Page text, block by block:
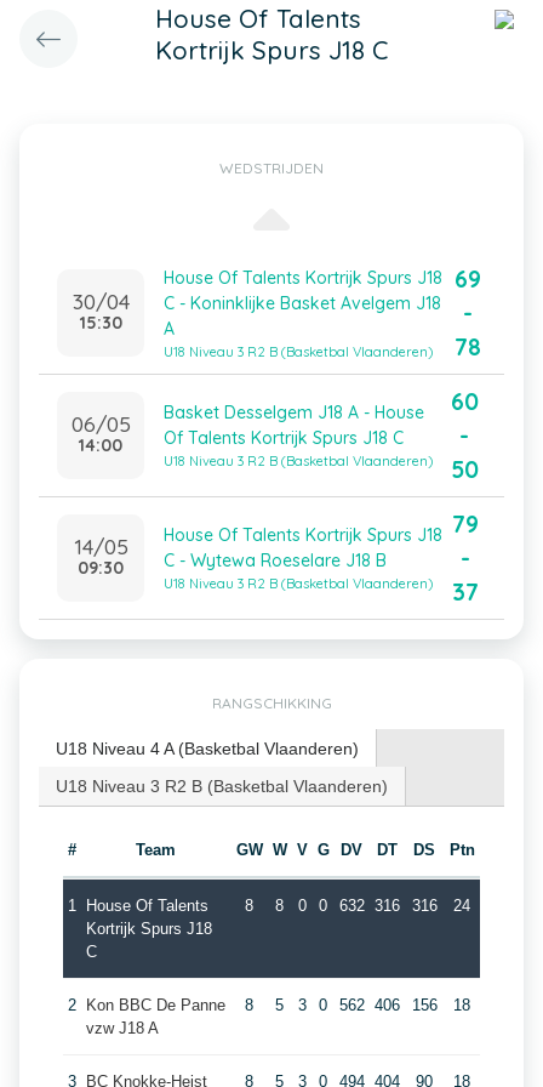
House Of Talents
Kortrijk Spurs J18 C
WEDSTRIJDEN
30/04
15:30
House Of Talents Kortrijk Spurs J18
C - Koninklijke Basket Avelgem J18
A
U18 Niveau 3 R2 B (Basketbal Vlaanderen)
69
-
78
06/05
14:00
Basket Desselgem J18 A - House
Of Talents Kortrijk Spurs J18 C
U18 Niveau 3 R2 B (Basketbal Vlaanderen)
60
-
50
14/05
09:30
House Of Talents Kortrijk Spurs J18
C - Wytewa Roeselare J18 B
U18 Niveau 3 R2 B (Basketbal Vlaanderen)
79
-
37
RANGSCHIKKING
U18 Niveau 4 A (Basketbal Vlaanderen)
U18 Niveau 3 R2 B (Basketbal Vlaanderen)
# Team GW W V G DV DT DS Ptn
1
House Of Talents
Kortrijk Spurs J18
C
8 8 0 0 632 316 316 24
2
Kon BBC De Panne
vzw J18 A
8 5 3 0 562 406 156 18
3 BC Knokke-Heist 8 5 3 0 494 404 90 18